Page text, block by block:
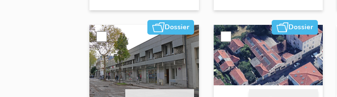
Dossier Dossier